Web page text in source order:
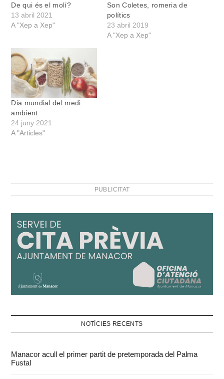
De qui és el molí?
13 abril 2021
A "Xep a Xep"
Son Coletes, romeria de
polítics
23 abril 2019
A "Xep a Xep"
Dia mundial del medi
ambient
24 juny 2021
A "Articles"
PUBLICITAT
NOTÍCIES RECENTS
Manacor acull el primer partit de pretemporada del Palma
Fustal